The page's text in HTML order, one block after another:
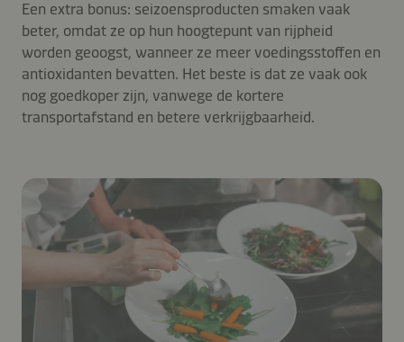
Een extra bonus: seizoensproducten smaken vaak
beter, omdat ze op hun hoogtepunt van rijpheid
worden geoogst, wanneer ze meer voedingsstoffen en
antioxidanten bevatten. Het beste is dat ze vaak ook
nog goedkoper zijn, vanwege de kortere
transportafstand en betere verkrijgbaarheid.